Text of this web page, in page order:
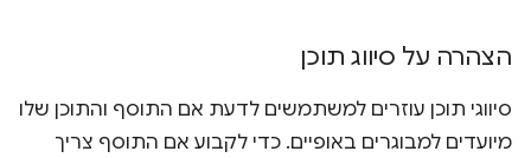
הצהרה על סיווג תוכן
סיווגי תוכן עוזרים למשתמשים לדעת אם התוסף והתוכן שלו
מיועדים למבוגרים באופיים. כדי לקבוע אם התוסף צריך